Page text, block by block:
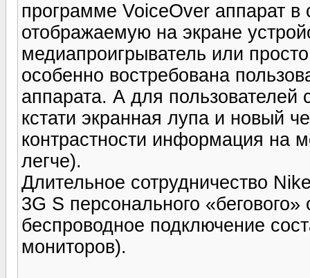
программе VoiceOver аппарат
отображаемую на экране
медиапроигрыватель или
особенно востребована
аппарата. А для
кстати экранная лупа и новый
контрастности информация на
легче).
Длительное сотрудничество
3G S персонального
беспроводное подключение
мониторов).